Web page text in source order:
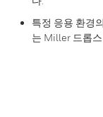
특정 응용 환경
는 Miller 드롭스